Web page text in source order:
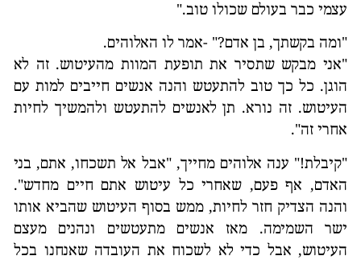
עצמי כבר בעולם שכולו טוב."
"ומה בקשתך, בן אדם?" -אמר לו האלוהים.
"אני מבקש שתסיר את תופעת המוות מהעיטוש. זה לא
הוגן. כל כך טוב להתעטש והנה אנשים חייבים למות עם
העיטוש. זה נורא. תן לאנשים להתעטש ולהמשיך לחיות
אחרי זה".
"קיבלת!" ענה אלוהים מחייך, "אבל אל תשכחו, אתם, בני
האדם, אף פעם, שאחרי כל עיטוש אתם חיים מחדש".
והנה הצדיק חזר לחיות, ממש בסוף העיטוש שהביא אותו
ישר השמימה. מאז אנשים מתעטשים ונהנים מעצם
העיטוש, אבל כדי לא לשכוח את העובדה שאנחנו בכל